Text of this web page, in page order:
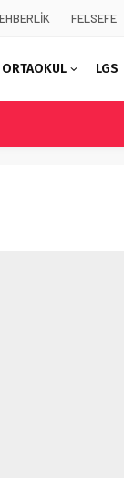
FELSEFE
ORTAOKUL LGS